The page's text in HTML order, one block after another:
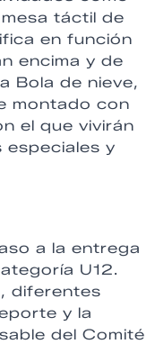
táctil de
en función
encima y de
Bola de nieve,
montado con
el que vivirán
especiales y
a la entrega
U12.
diferentes
y la
del Comité